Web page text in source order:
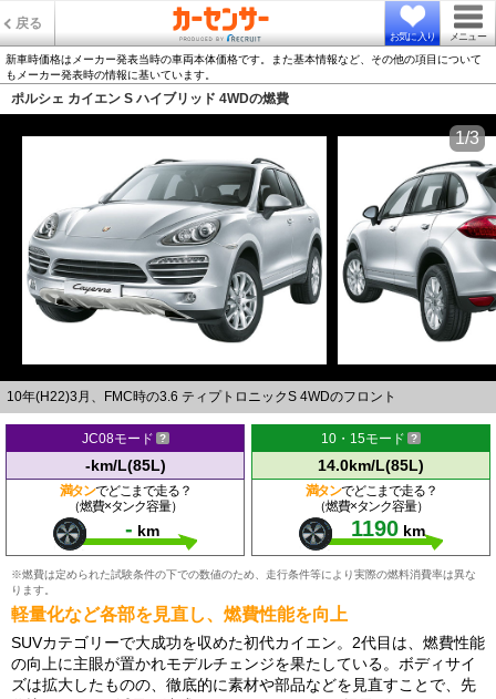
戻る
お気に入り メニュー
新車時価格はメーカー発表当時の車両本体価格です。また基本情報など、その他の項目について
もメーカー発表時の情報に基いています。
ポルシェ カイエン S ハイブリッド 4WDの燃費
10年(H22)3月、FMC時の3.6 ティプトロニックS 4WDのフロント
1/3
JC08モード
-km/L(85L)
満タンでどこまで走る？
（燃費×タンク容量）
- km
10・15モード
14.0km/L(85L)
満タンでどこまで走る？
（燃費×タンク容量）
1190 km
※燃費は定められた試験条件の下での数値のため、走行条件等により実際の燃料消費率は異な
ります。
軽量化など各部を見直し、燃費性能を向上
SUVカテゴリーで大成功を収めた初代カイエン。2代目は、燃費性能
の向上に主眼が置かれモデルチェンジを果たしている。ボディサイ
ズは拡大したものの、徹底的に素材や部品などを見直すことで、先